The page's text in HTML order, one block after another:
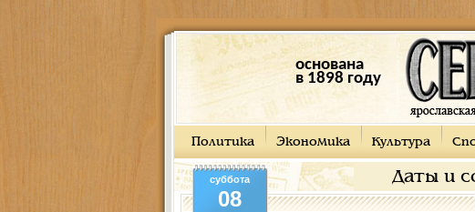
основана
в 1898 году
Политика Экономика Культура
Даты и
суббота
08